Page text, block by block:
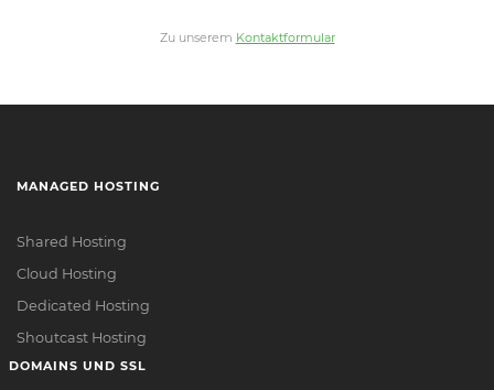
Zu unserem Kontaktformular
MANAGED HOSTING
Shared Hosting
Cloud Hosting
Dedicated Hosting
Shoutcast Hosting
DOMAINS UND SSL